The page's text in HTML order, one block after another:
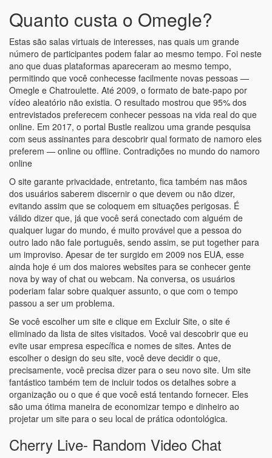
Quanto custa o Omegle?
Estas são salas virtuais de interesses, nas quais um grande
número de participantes podem falar ao mesmo tempo. Foi neste
ano que duas plataformas apareceram ao mesmo tempo,
permitindo que você conhecesse facilmente novas pessoas —
Omegle e Chatroulette. Até 2009, o formato de bate-papo por
vídeo aleatório não existia. O resultado mostrou que 95% dos
entrevistados preferecem conhecer pessoas na vida real do que
online. Em 2017, o portal Bustle realizou uma grande pesquisa
com seus assinantes para descobrir qual formato de namoro eles
preferem — online ou offline. Contradições no mundo do namoro
online
O site garante privacidade, entretanto, fica também nas mãos
dos usuários saberem discernir o que devem ou não dizer,
evitando assim que se coloquem em situações perigosas. É
válido dizer que, já que você será conectado com alguém de
qualquer lugar do mundo, é muito provável que a pessoa do
outro lado não fale português, sendo assim, se put together para
um improviso. Apesar de ter surgido em 2009 nos EUA, esse
ainda hoje é um dos maiores websites para se conhecer gente
nova by way of chat ou webcam. Na conversa, os usuários
poderiam falar sobre qualquer assunto, o que com o tempo
passou a ser um problema.
Se você escolher um site e clique em Excluir Site, o site é
eliminado da lista de sites visitados. Você vai descobrir que eu
evite usar empresa específica e nomes de sites. Antes de
escolher o design do seu site, você deve decidir o que,
precisamente, você precisa dizer para o seu novo site. Um site
fantástico também tem de incluir todos os detalhes sobre a
organização ou o que é que você está tentando fornecer. Eles
são uma ótima maneira de economizar tempo e dinheiro ao
projetar um site para o seu local de prática odontológica.
Cherry Live- Random Video Chat